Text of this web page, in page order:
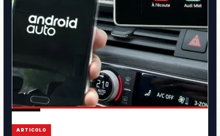
ARTICOLO